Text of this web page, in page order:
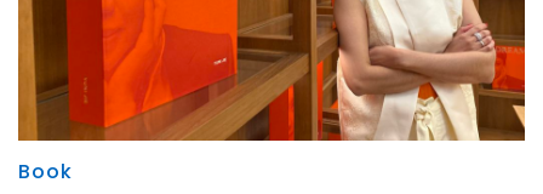
Book